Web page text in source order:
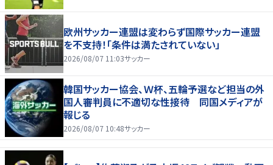
欧州サッカー連盟は変わらず国際サッカー連盟
を不支持！「条件は満たされていない」
2026/08/07 11:03サッカー
韓国サッカー協会、Ｗ杯、五輪予選など担当の外
国人審判員に不適切な性接待 同国メディアが
報じる
2026/08/07 10:48サッカー